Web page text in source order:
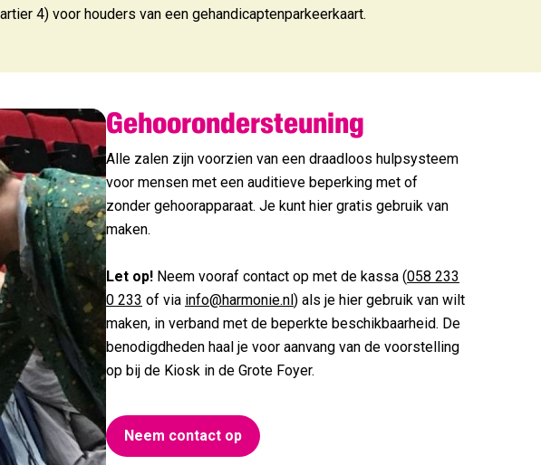
4) voor houders van een gehandicaptenparkeerkaart.
Gehoorondersteuning
Alle zalen zijn voorzien van een draadloos hulpsysteem
voor mensen met een auditieve beperking met of
zonder gehoorapparaat. Je kunt hier gratis gebruik van
maken.
Let op! Neem vooraf contact op met de kassa (058 233
0 233 of via info@harmonie.nl) als je hier gebruik van wilt
maken, in verband met de beperkte beschikbaarheid. De
benodigdheden haal je voor aanvang van de voorstelling
op bij de Kiosk in de Grote Foyer.
Neem contact op